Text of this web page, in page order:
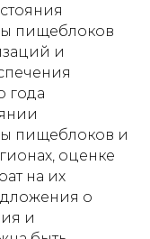
пищеблоков
и
года
пищеблоков и
оценке
на их
о
и